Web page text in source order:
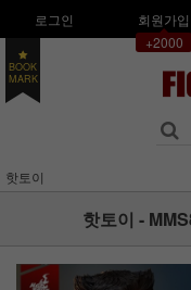
로그인
회원가입
+2000
BOOK
MARK
핫토이
핫토이 -